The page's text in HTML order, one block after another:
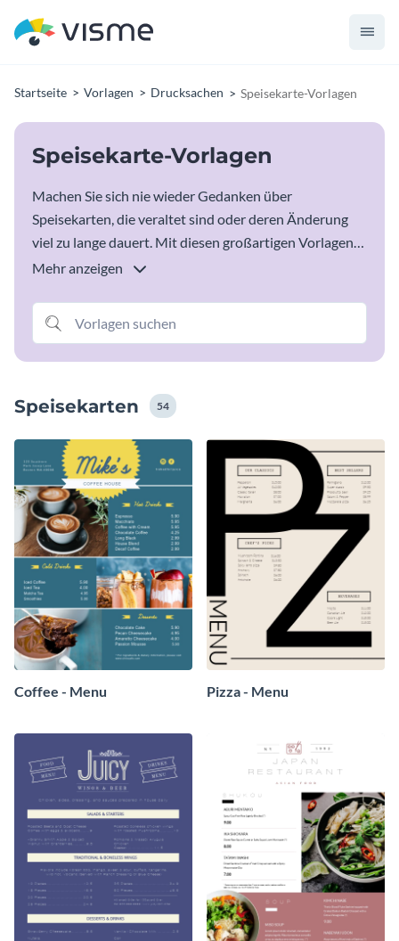
Startseite Vorlagen Drucksachen Speisekarte-Vorlagen
Speisekarte-Vorlagen
Machen Sie sich nie wieder Gedanken über
Speisekarten, die veraltet sind oder deren Änderung
viel zu lange dauert. Mit diesen großartigen Vorlagen
für Speisekarten können Sie endlich die Art von
haben. Wählen Sie einfach die kostenlose
Speisekartenvorlage aus, die Ihr Unternehmen und
das, wofür es steht, am besten widerspiegelt, geben Sie
Sie loslegen - komplizierter geht's nicht.
Mehr anzeigen
Speisekarten 54
Coffee - Menu Pizza - Menu